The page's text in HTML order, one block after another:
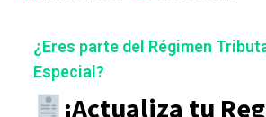
¿Eres parte del Régimen
Especial?
¡Actualiza tu